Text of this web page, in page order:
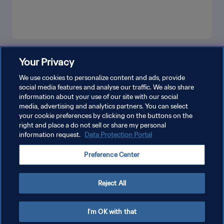
プライバシーポリシー
クッキー設定の管理
Copyright © 1994 - 2026 FIFA. All rights reserved.
Your Privacy
We use cookies to personalize content and ads, provide
social media features and analyse our traffic. We also share
information about your use of our site with our social
media, advertising and analytics partners. You can select
your cookie preferences by clicking on the buttons on the
right and place a do not sell or share my personal
information request. Data Protection Portal
Preference Center
Reject All
I'm OK with that